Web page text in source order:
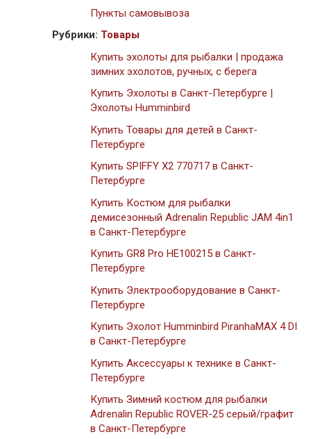
Пункты самовывоза
Рубрики: Товары
Купить эхолоты для рыбалки | продажа
зимних эхолотов, ручных, с берега
Купить Эхолоты в Санкт-Петербурге |
Эхолоты Humminbird
Купить Товары для детей в Санкт-
Петербурге
Купить SPIFFY X2 770717 в Санкт-
Петербурге
Купить Костюм для рыбалки
демисезонный Adrenalin Republic JAM 4in1
в Санкт-Петербурге
Купить GR8 Pro HE100215 в Санкт-
Петербурге
Купить Электрооборудование в Санкт-
Петербурге
Купить Эхолот Humminbird PiranhaMAX 4 DI
в Санкт-Петербурге
Купить Аксессуары к технике в Санкт-
Петербурге
Купить Зимний костюм для рыбалки
Adrenalin Republic ROVER-25 серый/графит
в Санкт-Петербурге